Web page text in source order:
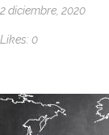
2 diciembre, 2020
Likes: 0